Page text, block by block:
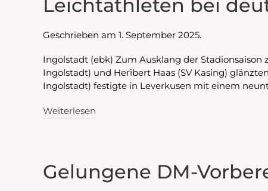
Leichtathleten bei
Geschrieben am 1. September 2025.
Ingolstadt (ebk) Zum Ausklang der
Ingolstadt) und Heribert Haas (SV Kasing)
Ingolstadt) festigte in Leverkusen mit einem
Weiterlesen
Gelungene DM-